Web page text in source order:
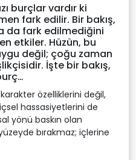
burçlar vardır ki
fark edilir. Bir bakış,
da fark edilmediğini
etkiler. Hüzün, bu
değil; çoğu zaman
İşte bir bakış,
özelliklerini değil,
içsel hassasiyetlerini de
yönü baskın olan
bırakmaz; içlerine